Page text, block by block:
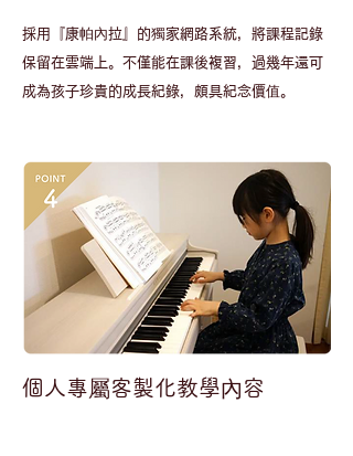
採用『康帕內拉』的獨家網路系統，將課程記錄
保留在雲端上。不僅能在課後複習，過幾年還可
成為孩子珍貴的成長紀錄，頗具紀念價值。
個人專屬客製化教學內容